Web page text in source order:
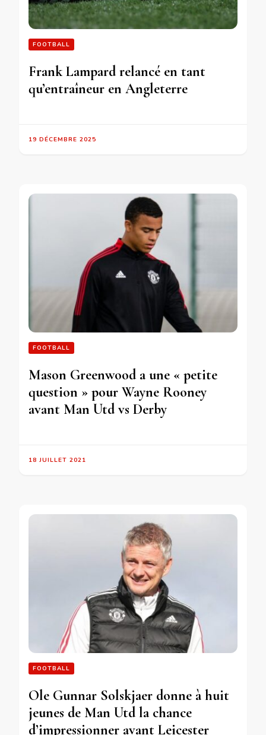
FOOTBALL
Frank Lampard relancé en tant
qu’entraîneur en Angleterre
19 DÉCEMBRE 2025
FOOTBALL
Mason Greenwood a une « petite
question » pour Wayne Rooney
avant Man Utd vs Derby
18 JUILLET 2021
FOOTBALL
Ole Gunnar Solskjaer donne à huit
jeunes de Man Utd la chance
d’impressionner avant Leicester